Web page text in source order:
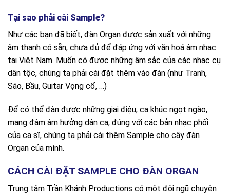
Tại sao phải cài Sample?
Như các bạn đã biết, đàn Organ được sản xuất với những
âm thanh có sẵn, chưa đủ để đáp ứng với văn hoá âm nhạc
tại Việt Nam. Muốn có được những âm sắc của các nhạc cụ
dân tộc, chúng ta phải cài đặt thêm vào đàn (như Tranh,
Sáo, Bầu, Guitar Vọng cổ, …)
Để có thể đàn được những giai điệu, ca khúc ngọt ngào,
mang đậm âm hưởng dân ca, đúng với các bản nhạc phối
của ca sĩ, chúng ta phải cài thêm Sample cho cây đàn
Organ của mình.
CÁCH CÀI ĐẶT SAMPLE CHO ĐÀN ORGAN
Trung tâm Trần Khánh Productions có một đội ngũ chuyên